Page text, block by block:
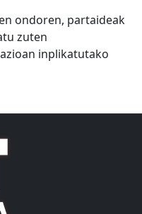
ondoren, partaideak
zuten
inplikatutako